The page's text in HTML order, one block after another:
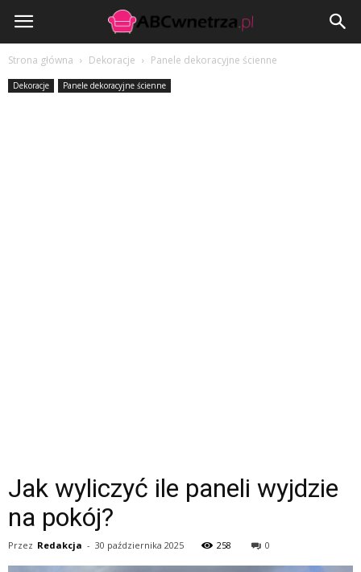
ABCwnetrza.pl
Strona główna Dekoracje Panele dekoracyjne ścienne
Dekoracje Panele dekoracyjne ścienne
Jak wyliczyć ile paneli wyjdzie
na pokój?
Przez Redakcja - 30 października 2025 258 0